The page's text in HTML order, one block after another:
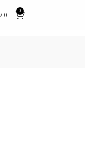
0
0